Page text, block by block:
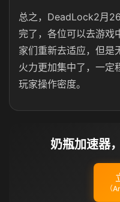
总之，DeadLock2月
完了，各位可以去游戏
家们重新去适应，但是
火力更加集中了，一定
玩家操作密度。
奶瓶加速器
（